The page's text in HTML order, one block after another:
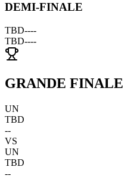
DEMI-FINALE
TBD----
TBD----
GRANDE FINALE
UN
TBD
--
VS
UN
TBD
--